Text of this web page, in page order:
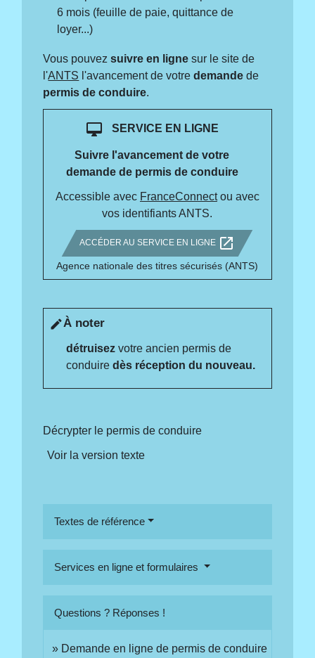
6 mois (feuille de paie, quittance de
loyer...)
Vous pouvezsuivre en ligne sur le site de
l'ANTS l'avancement de votredemande de
permis de conduire.
desktop_mac SERVICE EN LIGNE
Suivre l'avancement de votre
demande de permis de conduire
Accessible avec FranceConnectou avec
vos identifiants ANTS.
ACCÉDER AU SERVICE EN LIGNE open_in_new
Agence nationale des titres sécurisés (ANTS)
editÀ noter
détruisez votre ancien permis de
conduiredès réception du nouveau.
Décrypter le permis de conduire
Voir la version texte
Textes de référence
Services en ligne et formulaires
Questions ? Réponses !
Demande en ligne de permis de conduire